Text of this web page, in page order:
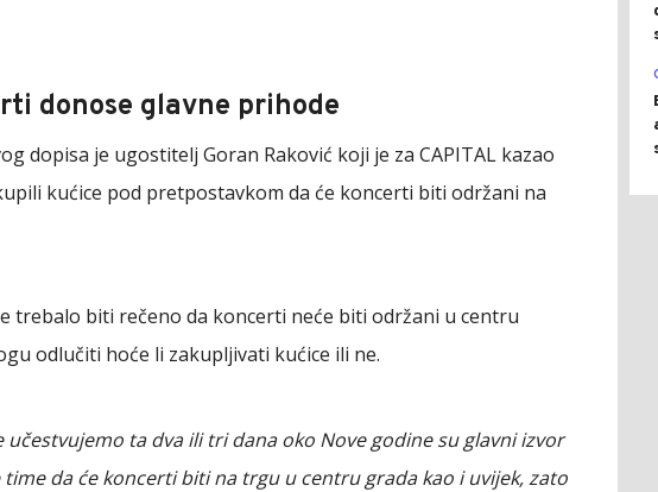
donose glavne prihode
dopisa je ugostitelj Goran Raković koji je za CAPITAL kazao
kućice pod pretpostavkom da će koncerti biti održani na
trebalo biti rečeno da koncerti neće biti održani u centru
odlučiti hoće li zakupljivati kućice ili ne.
učestvujemo ta dva ili tri dana oko Nove godine su glavni izvor
da će koncerti biti na trgu u centru grada kao i uvijek, zato